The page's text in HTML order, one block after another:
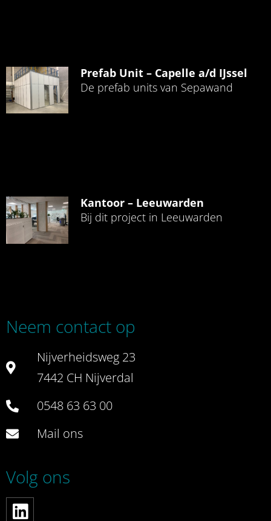
Prefab Unit – Capelle a/d IJssel
De prefab units van Sepawand
Kantoor – Leeuwarden
Bij dit project in Leeuwarden
Neem contact op
Nijverheidsweg 23
7442 CH Nijverdal
0548 63 63 00
Mail ons
Volg ons